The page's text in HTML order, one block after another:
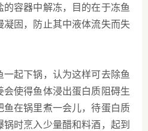
容器中解冻，目的在于冻鱼
固，防止其中液体流失而失
起下锅，认为这样可去除鱼
使得鱼体浸出蛋白质阻碍生
在锅里煮一会儿，待蛋白质
时烹入少量醋和料酒，起到